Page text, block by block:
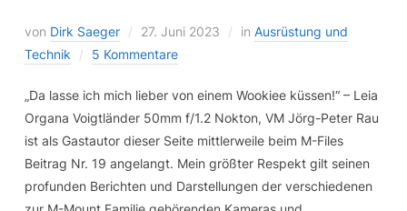
von Dirk Saeger 27. Juni 2023 in Ausrüstung und
Technik
5 Kommentare
„Da lasse ich mich lieber von einem Wookiee küssen!“ – Leia
Organa Voigtländer 50mm f/1.2 Nokton, VM Jörg-Peter Rau
ist als Gastautor dieser Seite mittlerweile beim M-Files
Beitrag Nr. 19 angelangt. Mein größter Respekt gilt seinen
profunden Berichten und Darstellungen der verschiedenen